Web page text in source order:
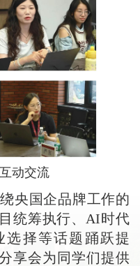
动交流
央国企品牌工作的
统筹执行、AI时代
选择等话题踊跃提
享会为同学们提供